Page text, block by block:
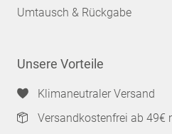
Umtausch & Rückgabe
Unsere Vorteile
Klimaneutraler Versand
Versandkostenfrei ab 49€